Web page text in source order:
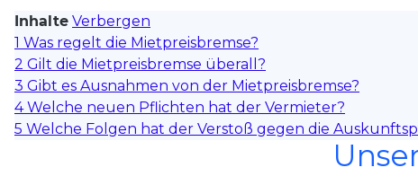
Inhalte Verbergen
1 Was regelt die Mietpreisbremse?
2 Gilt die Mietpreisbremse überall?
3 Gibt es Ausnahmen von der Mietpreisbremse?
4 Welche neuen Pflichten hat der Vermieter?
5 Welche Folgen hat der Verstoß gegen die